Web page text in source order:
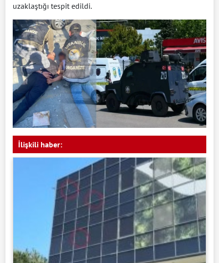
uzaklaştığı tespit edildi.
İlişkili haber: